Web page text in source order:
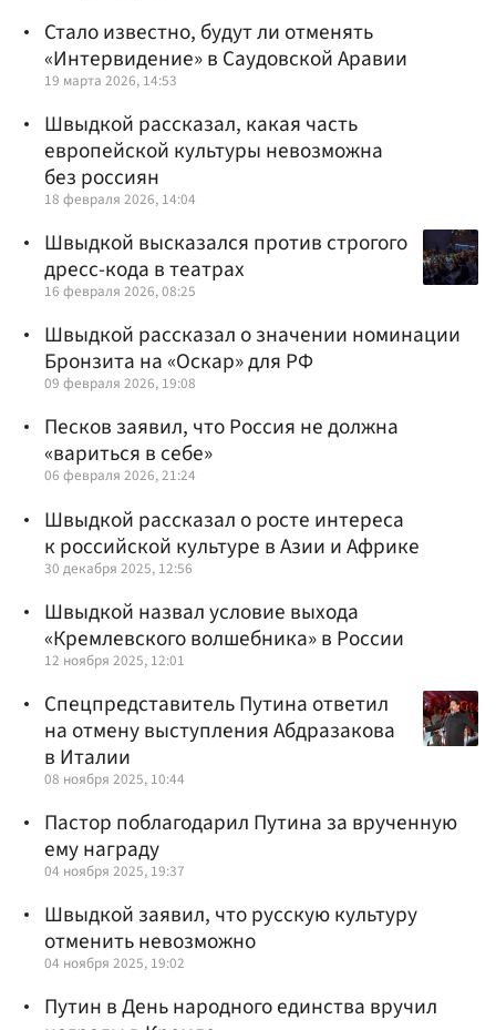
Стало известно, будут ли отменять
«Интервидение» в Саудовской Аравии
19 марта 2026, 14:53
Швыдкой рассказал, какая часть
европейской культуры невозможна
без россиян
18 февраля 2026, 14:04
Швыдкой высказался против строгого
дресс-кода в театрах
16 февраля 2026, 08:25
Швыдкой рассказал о значении номинации
Бронзита на «Оскар» для РФ
09 февраля 2026, 19:08
Песков заявил, что Россия не должна
«вариться в себе»
06 февраля 2026, 21:24
Швыдкой рассказал о росте интереса
к российской культуре в Азии и Африке
30 декабря 2025, 12:56
Швыдкой назвал условие выхода
«Кремлевского волшебника» в России
12 ноября 2025, 12:01
Спецпредставитель Путина ответил
на отмену выступления Абдразакова
в Италии
08 ноября 2025, 10:44
Пастор поблагодарил Путина за врученную
ему награду
04 ноября 2025, 19:37
Швыдкой заявил, что русскую культуру
отменить невозможно
04 ноября 2025, 19:02
Путин в День народного единства вручил